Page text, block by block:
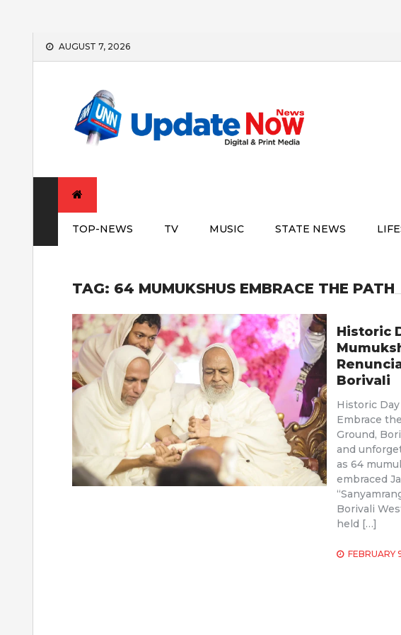
AUGUST 7, 2026
TOP-NEWS TV MUSIC STATE NEWS
TAG: 64 MUMUKSHUS EMBRACE THE PATH
Historic
Borivali
Historic
Embrace
Ground,
and
as 64
embraced
Borivali
held […]
FEBRUARY